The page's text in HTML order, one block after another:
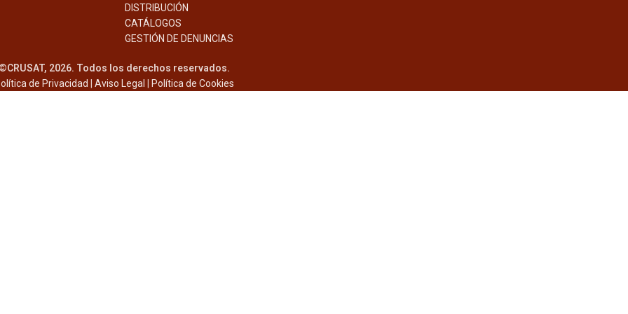
DISTRIBUCIÓN
CATÁLOGOS
GESTIÓN DE DENUNCIAS
2026. Todos los derechos reservados.
de Privacidad
Aviso Legal Política de Cookies